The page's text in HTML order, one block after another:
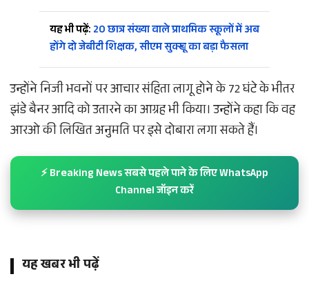
यह भी पढ़ें: 20 छात्र संख्या वाले प्राथमिक स्कूलों में अब
होंगे दो जेबीटी शिक्षक, सीएम सुक्खू का बड़ा फैसला
उन्होंने निजी भवनों पर आचार संहिता लागू होने के 72 घंटे के भीतर
झंडे बैनर आदि को उतारने का आग्रह भी किया। उन्होंने कहा कि वह
आरओ की लिखित अनुमति पर इसे दोबारा लगा सकते हैं।
⚡ Breaking News सबसे पहले पाने के लिए WhatsApp
Channel जॉइन करें
यह खबर भी पढ़ें